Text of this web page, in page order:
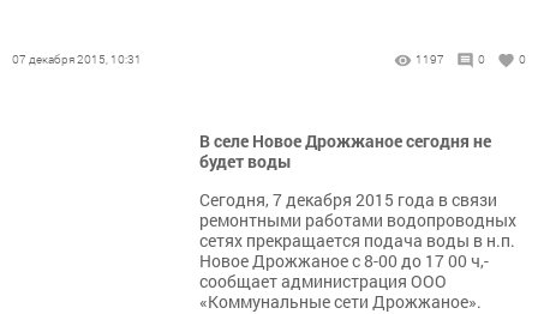
07 декабря 2015, 10:31 1197 0 0
В селе Новое Дрожжаное сегодня не
будет воды
Сегодня, 7 декабря 2015 года в связи
ремонтными работами водопроводных
сетях прекращается подача воды в н.п.
Новое Дрожжаное с 8-00 до 17 00 ч,-
сообщает администрация ООО
«Коммунальные сети Дрожжаное».